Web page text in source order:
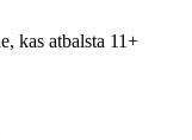
kas atbalsta 11+